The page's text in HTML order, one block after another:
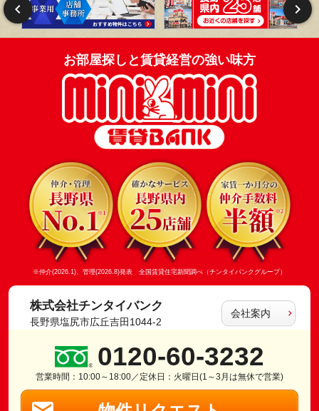
お部屋探しと賃貸経営の強い味方
※仲介(2026.1)、管理(2026.8)発表 全国賃貸住宅新聞調べ（チンタイバンクグループ）
株式会社チンタイバンク
長野県塩尻市広丘吉田1044-2
会社案内
0120-60-3232
営業時間：10:00～18:00／定休日：火曜日(1～3月は無休で営業)